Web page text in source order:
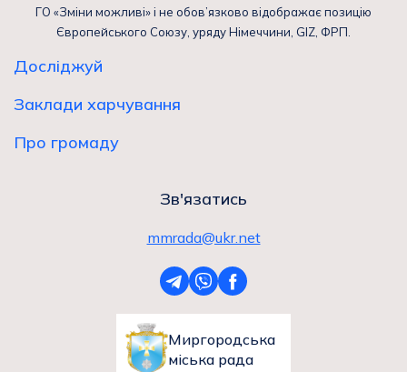
ГО «Зміни можливі» і не обов’язково відображає позицію
Європейського Союзу, уряду Німеччини, GIZ, ФРП.
Досліджуй
Заклади харчування
Про громаду
Зв'язатись
mmrada@ukr.net
Миргородська
міська рада